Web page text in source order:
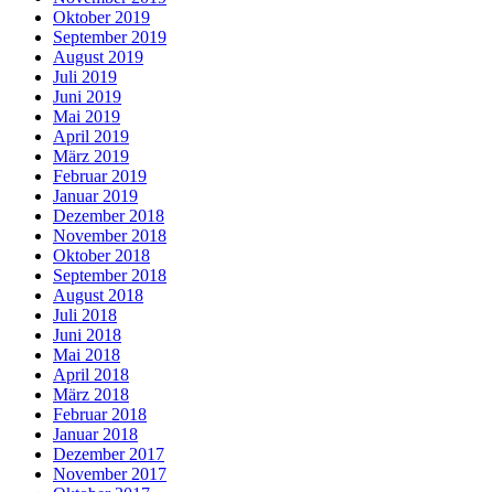
Oktober 2019
September 2019
August 2019
Juli 2019
Juni 2019
Mai 2019
April 2019
März 2019
Februar 2019
Januar 2019
Dezember 2018
November 2018
Oktober 2018
September 2018
August 2018
Juli 2018
Juni 2018
Mai 2018
April 2018
März 2018
Februar 2018
Januar 2018
Dezember 2017
November 2017